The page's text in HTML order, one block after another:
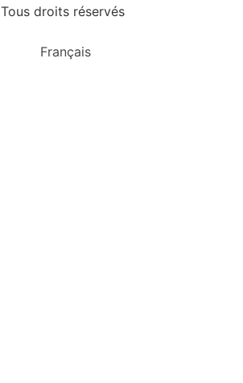
Tous droits réservés
Français